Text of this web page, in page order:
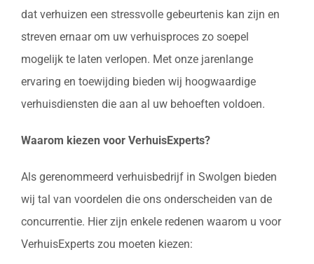
dat verhuizen een stressvolle gebeurtenis kan zijn en
streven ernaar om uw verhuisproces zo soepel
mogelijk te laten verlopen. Met onze jarenlange
ervaring en toewijding bieden wij hoogwaardige
verhuisdiensten die aan al uw behoeften voldoen.
Waarom kiezen voor VerhuisExperts?
Als gerenommeerd verhuisbedrijf in Swolgen bieden
wij tal van voordelen die ons onderscheiden van de
concurrentie. Hier zijn enkele redenen waarom u voor
VerhuisExperts zou moeten kiezen: